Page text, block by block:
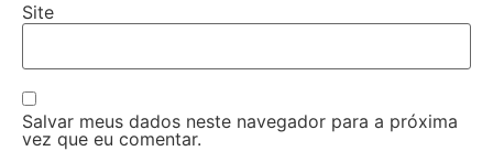
Site
Salvar meus dados neste navegador para a próxima
vez que eu comentar.